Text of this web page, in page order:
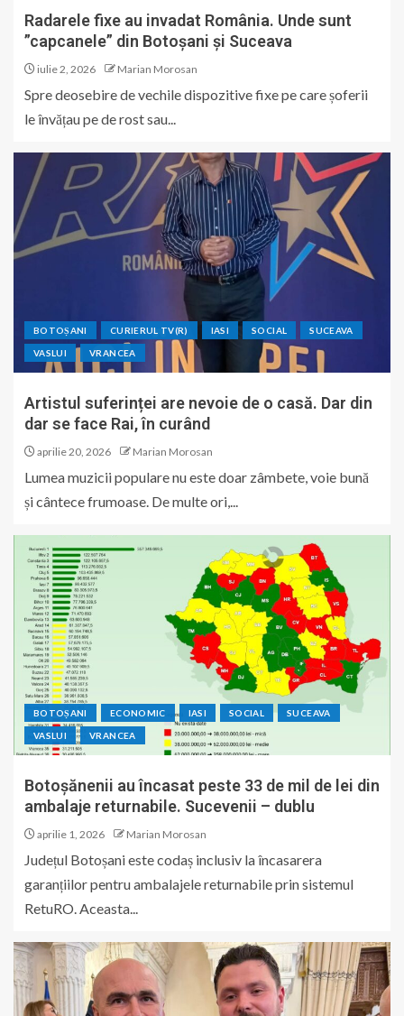
Radarele fixe au invadat România. Unde sunt
”capcanele” din Botoșani și Suceava
iulie 2, 2026 Marian Morosan
Spre deosebire de vechile dispozitive fixe pe care șoferii
le învățau pe de rost sau...
BOTOȘANI CURIERUL TV(R) IASI SOCIAL SUCEAVA
VASLUI VRANCEA
Artistul suferinței are nevoie de o casă. Dar din
dar se face Rai, în curând
aprilie 20, 2026 Marian Morosan
Lumea muzicii populare nu este doar zâmbete, voie bună
și cântece frumoase. De multe ori,...
BOTOȘANI ECONOMIC IASI SOCIAL SUCEAVA
VASLUI VRANCEA
Botoșănenii au încasat peste 33 de mil de lei din
ambalaje returnabile. Sucevenii – dublu
aprilie 1, 2026 Marian Morosan
Județul Botoșani este codaș inclusiv la încasarera
garanțiilor pentru ambalajele returnabile prin sistemul
RetuRO. Aceasta...